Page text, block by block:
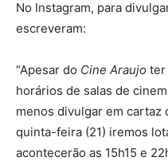
No Instagram, para
escreveram:
“Apesar do Cine Araujo ter
horários de salas de
menos divulgar em cartaz
quinta-feira (21) iremos
acontecerão as 15h15 e